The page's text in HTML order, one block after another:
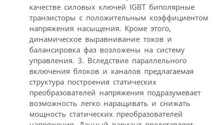
качестве силовых ключей IGBT биполярные
транзисторы с положительным коэффициентом
напряжения насыщения. Кроме этого,
динамическое выравнивание токов и
балансировка фаз возложены на систему
управления. 3. Вследствие параллельного
включения блоков и каналов предлагаемая
структура построения статических
преобразователей напряжения подразумевает
возможность легко наращивать и снижать
мощность статических преобразователей